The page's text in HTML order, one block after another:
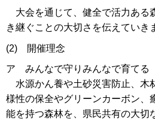
大会を通じて、健全で活力ある
き継ぐことの大切さを伝えていき
(2) 開催理念
ア みんなで守りみんなで育てる
水源かん養や土砂災害防止、木
様性の保全やグリーンカーボン、
能を持つ森林を、県民共有の大切